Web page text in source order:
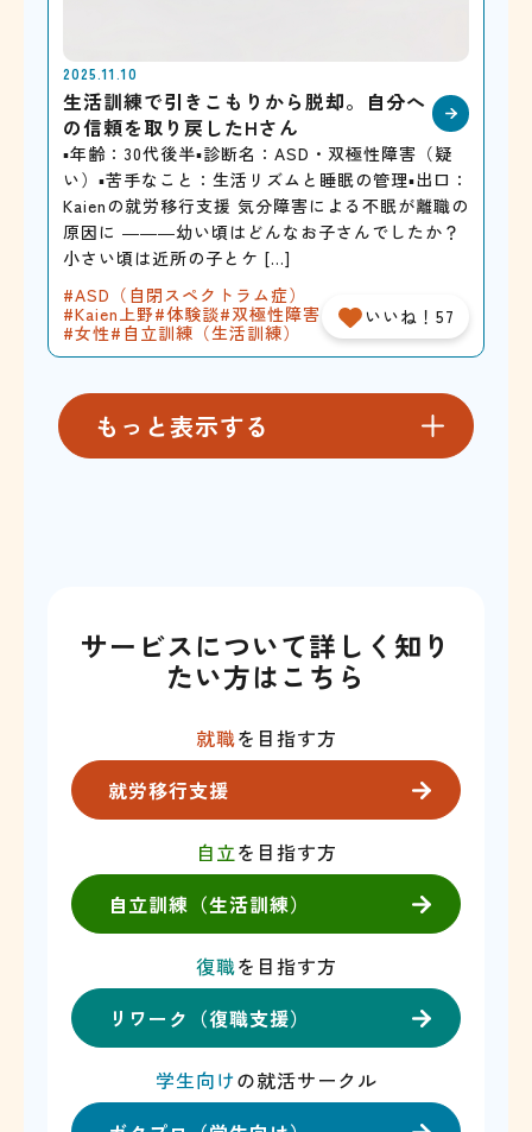
2025.11.10
生活訓練で引きこもりから脱却。自分へ
の信頼を取り戻したHさん
▪年齢：30代後半▪診断名：ASD・双極性障害（疑
い）▪苦手なこと：生活リズムと睡眠の管理▪出口：
Kaienの就労移行支援 気分障害による不眠が離職の
原因に ―――幼い頃はどんなお子さんでしたか？
小さい頃は近所の子とケ […]
ASD（自閉スペクトラム症）
Kaien上野 体験談 双極性障害
女性
自立訓練（生活訓練）
いいね！57
もっと表示する
サービスについて詳しく知り
たい方はこちら
就職を目指す方
就労移行支援
自立を目指す方
自立訓練（生活訓練）
復職を目指す方
リワーク（復職支援）
学生向けの就活サークル